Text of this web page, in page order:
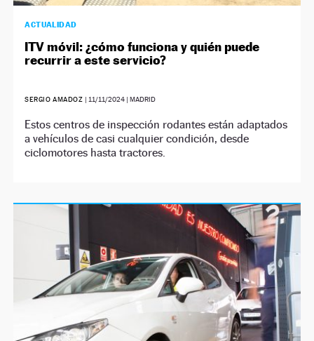
ACTUALIDAD
ITV móvil: ¿cómo funciona y quién puede
recurrir a este servicio?
SERGIO AMADOZ | 11/11/2024| MADRID
Estos centros de inspección rodantes están adaptados
a vehículos de casi cualquier condición, desde
ciclomotores hasta tractores.